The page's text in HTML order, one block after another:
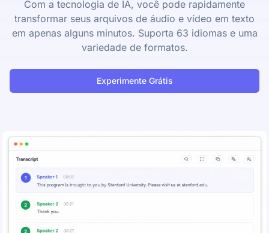
Com a tecnologia de IA, você pode rapidamente
transformar seus arquivos de áudio e vídeo em texto
em apenas alguns minutos. Suporta 63 idiomas e uma
variedade de formatos.
Experimente Grátis